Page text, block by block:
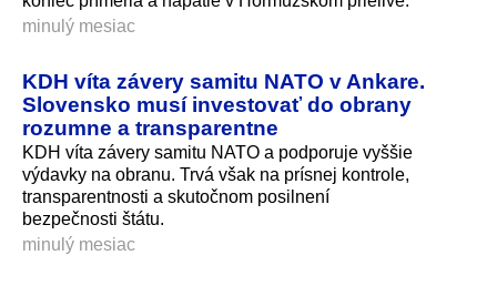
minulý mesiac
KDH víta závery samitu NATO v Ankare.
Slovensko musí investovať do obrany
rozumne a transparentne
KDH víta závery samitu NATO a podporuje vyššie
výdavky na obranu. Trvá však na prísnej kontrole,
transparentnosti a skutočnom posilnení
bezpečnosti štátu.
minulý mesiac